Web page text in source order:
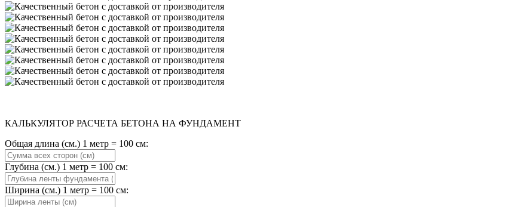
КАЛЬКУЛЯТОР РАСЧЕТА БЕТОНА НА ФУНДАМЕНТ
Общая длина (см.) 1 метр = 100 см:
Глубина (см.) 1 метр = 100 см:
Ширина (см.) 1 метр = 100 см: